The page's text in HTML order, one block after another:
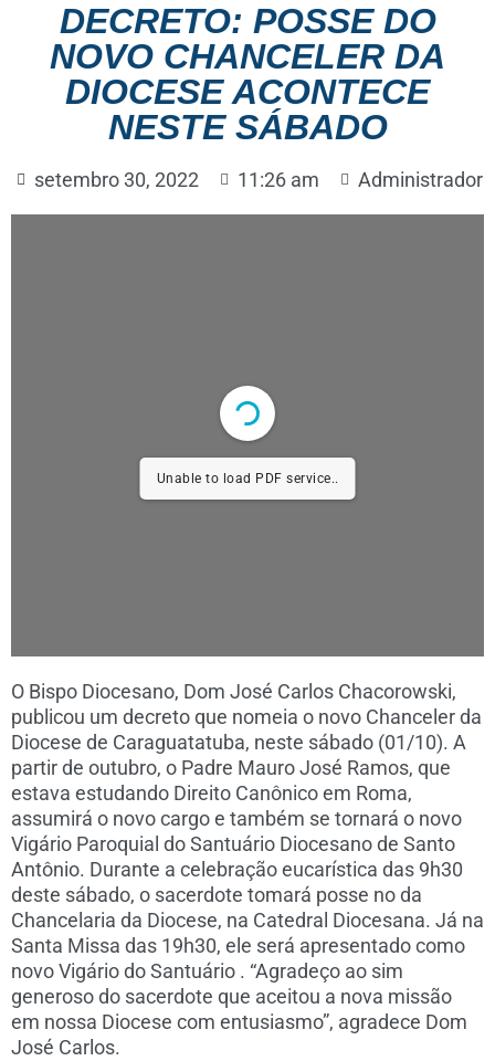
DECRETO: POSSE DO
NOVO CHANCELER DA
DIOCESE ACONTECE
NESTE SÁBADO
setembro 30, 2022 11:26 am Administrador
Unable to load PDF service..
O Bispo Diocesano, Dom José Carlos Chacorowski,
publicou um decreto que nomeia o novo Chanceler da
Diocese de Caraguatatuba, neste sábado (01/10). A
partir de outubro, o Padre Mauro José Ramos, que
estava estudando Direito Canônico em Roma,
assumirá o novo cargo e também se tornará o novo
Vigário Paroquial do Santuário Diocesano de Santo
Antônio. Durante a celebração eucarística das 9h30
deste sábado, o sacerdote tomará posse no da
Chancelaria da Diocese, na Catedral Diocesana. Já na
Santa Missa das 19h30, ele será apresentado como
novo Vigário do Santuário . “Agradeço ao sim
generoso do sacerdote que aceitou a nova missão
em nossa Diocese com entusiasmo”, agradece Dom
José Carlos.